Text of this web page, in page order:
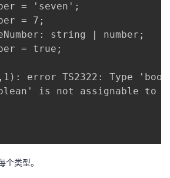
= 'seven';
= 7;
string | number;
= true;
error TS2322: Type
is not assignable to
个类型。